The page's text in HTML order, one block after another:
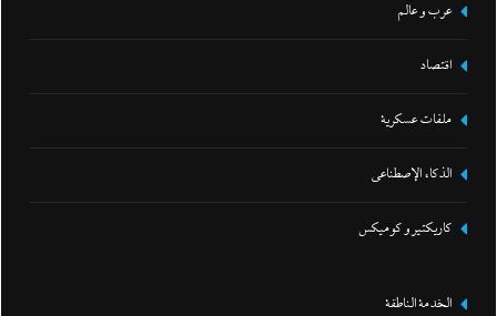
عرب و عالم
اقتصاد
ملفات عسكرية
الذكاء الإصطناعي
كاريكتير و كوميكس
الخدمة الناطقة